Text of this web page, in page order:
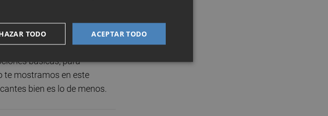
Publicado: 31/01/2022 ·15:30
Actualizado: 10/07/2024 · 08:15
básicas, para
te mostramos en este
bien es lo de menos.
ACEPTAR TODO
TODO